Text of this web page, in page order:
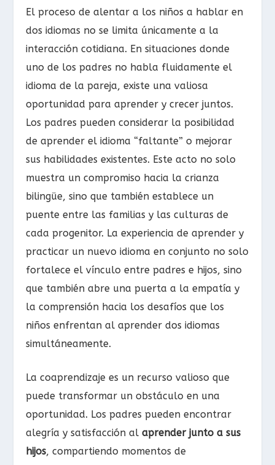
El proceso de alentar a los niños a hablar en
dos idiomas no se limita únicamente a la
interacción cotidiana. En situaciones donde
uno de los padres no habla fluidamente el
idioma de la pareja, existe una valiosa
oportunidad para aprender y crecer juntos.
Los padres pueden considerar la posibilidad
de aprender el idioma “faltante” o mejorar
sus habilidades existentes. Este acto no solo
muestra un compromiso hacia la crianza
bilingüe, sino que también establece un
puente entre las familias y las culturas de
cada progenitor. La experiencia de aprender y
practicar un nuevo idioma en conjunto no solo
fortalece el vínculo entre padres e hijos, sino
que también abre una puerta a la empatía y
la comprensión hacia los desafíos que los
niños enfrentan al aprender dos idiomas
simultáneamente.
La coaprendizaje es un recurso valioso que
puede transformar un obstáculo en una
oportunidad. Los padres pueden encontrar
alegría y satisfacción al aprender junto a sus
hijos, compartiendo momentos de